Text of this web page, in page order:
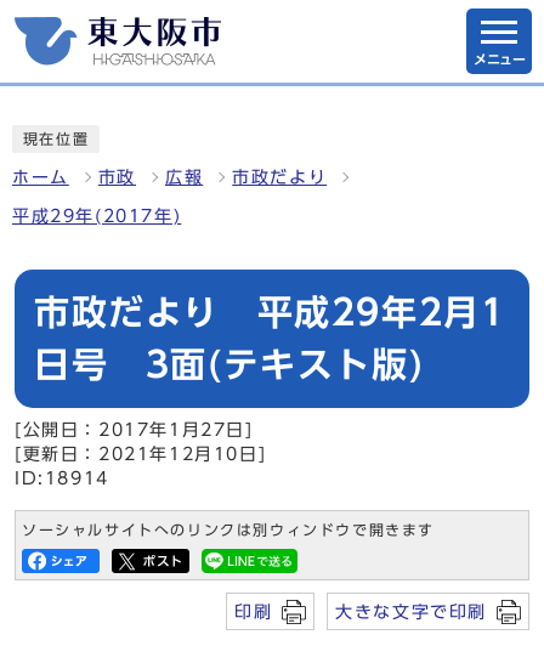
メニュー
現在位置
ホーム 市政 広報 市政だより
平成29年(2017年)
市政だより 平成29年2月1
日号 3面(テキスト版)
[公開日：2017年1月27日]
[更新日：2021年12月10日]
ID:18914
ソーシャルサイトへのリンクは別ウィンドウで開きます
印刷 大きな文字で印刷